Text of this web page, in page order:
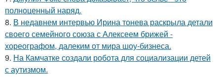
полноценный наряд.
8. В недавнем интервью Ирина тонева раскрыла детали
своего семейного союза с Алексеем брижей -
хореографом, далеким от мира шоу-бизнеса.
9. На Камчатке создали робота для социализации детей
с аутизмом.